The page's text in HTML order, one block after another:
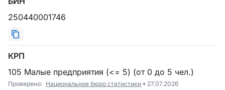
250440001746
КРП
105 Малые предприятия (<= 5) (от 0 до 5 чел.)
Проверено: Национальное бюро статистики 27.07.2026